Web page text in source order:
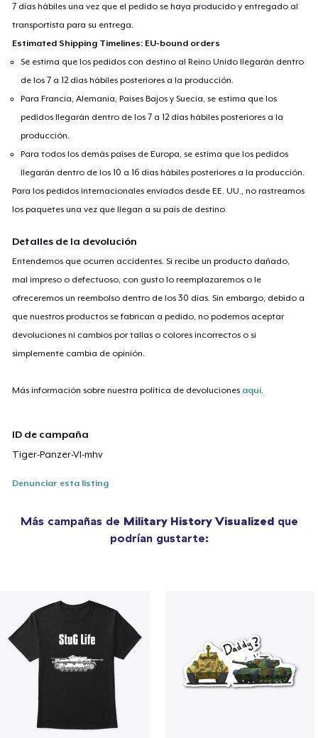
7 días hábiles una vez que el pedido se haya producido y entregado al
transportista para su entrega.
Estimated Shipping Timelines: EU-bound orders
Se estima que los pedidos con destino al Reino Unido llegarán dentro
de los 7 a 12 días hábiles posteriores a la producción.
Para Francia, Alemania, Países Bajos y Suecia, se estima que los
pedidos llegarán dentro de los 7 a 12 días hábiles posteriores a la
producción.
Para todos los demás países de Europa, se estima que los pedidos
llegarán dentro de los 10 a 16 días hábiles posteriores a la producción.
Para los pedidos internacionales enviados desde EE. UU., no rastreamos
los paquetes una vez que llegan a su país de destino.
Detalles de la devolución
Entendemos que ocurren accidentes. Si recibe un producto dañado,
mal impreso o defectuoso, con gusto lo reemplazaremos o le
ofreceremos un reembolso dentro de los 30 días. Sin embargo, debido a
que nuestros productos se fabrican a pedido, no podemos aceptar
devoluciones ni cambios por tallas o colores incorrectos o si
simplemente cambia de opinión.
Más información sobre nuestra política de devoluciones aquí.
ID de campaña
Tiger-Panzer-VI-mhv
Denunciar esta listing
Más campañas de Military History Visualizedque
podrían gustarte:
Classic Long Sleeve Tee
27,99 US$
Next Level 3600 | Premium Ring-Spun Cotton T-Shirt
29,99 US$